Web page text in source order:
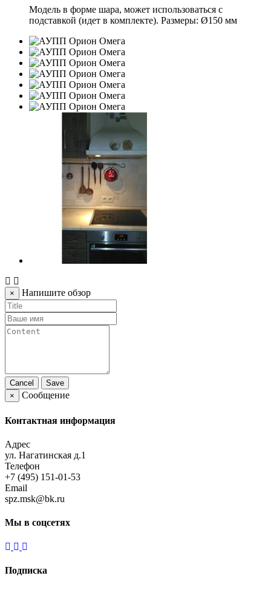
Модель в форме шара, может использоваться с
подставкой (идет в комплекте). Размеры: Ø150 мм
× Напишите обзор
Cancel
Save
×
Сообщение
Контактная информация
Адрес
ул. Нагатинская д.1
Телефон
+7 (495) 151-01-53
Email
spz.msk@bk.ru
Мы в соцсетях
Подписка